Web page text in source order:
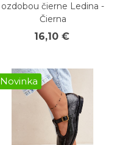
ozdobou čierne Ledina -
Čierna
16,10 €
Novinka